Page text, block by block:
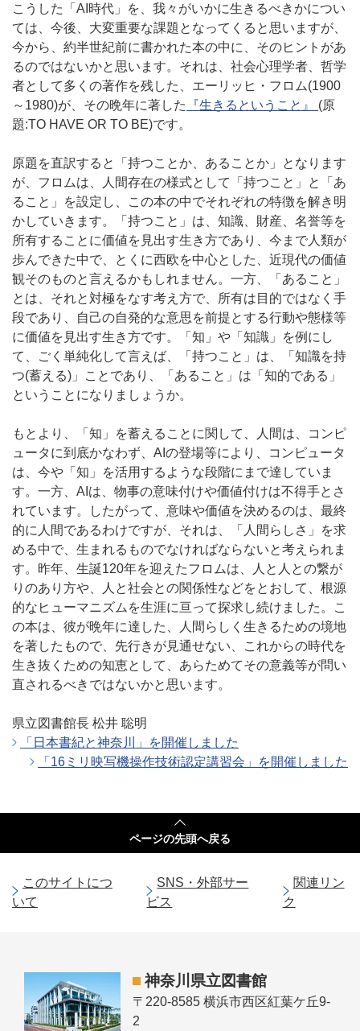
こうした「AI時代」を、我々がいかに生きるべきかについ
ては、今後、大変重要な課題となってくると思いますが、
今から、約半世紀前に書かれた本の中に、そのヒントがあ
るのではないかと思います。それは、社会心理学者、哲学
者として多くの著作を残した、エーリッヒ・フロム(1900
～1980)が、その晩年に著した
『生きるということ』 (原
題:TO HAVE OR TO BE)です。
原題を直訳すると「持つことか、あることか」となります
が、フロムは、人間存在の様式として「持つこと」と「あ
ること」を設定し、この本の中でそれぞれの特徴を解き明
かしていきます。「持つこと」は、知識、財産、名誉等を
所有することに価値を見出す生き方であり、今まで人類が
歩んできた中で、とくに西欧を中心とした、近現代の価値
観そのものと言えるかもしれません。一方、「あること」
とは、それと対極をなす考え方で、所有は目的ではなく手
段であり、自己の自発的な意思を前提とする行動や態様等
に価値を見出す生き方です。「知」や「知識」を例にし
て、ごく単純化して言えば、「持つこと」は、「知識を持
つ(蓄える)」ことであり、「あること」は「知的である」
ということになりましょうか。
もとより、「知」を蓄えることに関して、人間は、コンピ
ュータに到底かなわず、AIの登場等により、コンピュータ
は、今や「知」を活用するような段階にまで達していま
す。一方、AIは、物事の意味付けや価値付けは不得手とさ
れています。したがって、意味や価値を決めるのは、最終
的に人間であるわけですが、それは、「人間らしさ」を求
める中で、生まれるものでなければならないと考えられま
す。昨年、生誕120年を迎えたフロムは、人と人との繋が
りのあり方や、人と社会との関係性などをとおして、根源
的なヒューマニズムを生涯に亘って探求し続けました。こ
の本は、彼が晩年に達した、人間らしく生きるための境地
を著したもので、先行きが見通せない、これからの時代を
生き抜くための知恵として、あらためてその意義等が問い
直されるべきではないかと思います。
県立図書館長 松井 聡明
「日本書紀と神奈川」を開催しました
「16ミリ映写機操作技術認定講習会」を開催しました
このサイトにつ
いて
SNS・外部サー
ビス
関連リン
ク
ページの先頭へ戻る
神奈川県立図書館
〒220-8585 横浜市西区紅葉ケ丘9-
2